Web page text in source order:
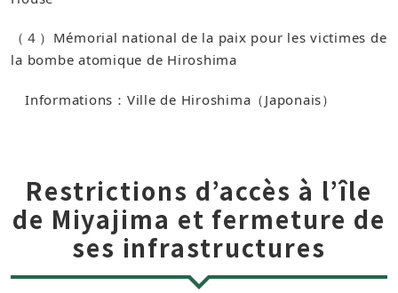
（４）Mémorial national de la paix pour les victimes de
la bombe atomique de Hiroshima
Informations：Ville de Hiroshima（Japonais）​
Restrictions d’accès à l’île
de Miyajima et fermeture de
ses infrastructures